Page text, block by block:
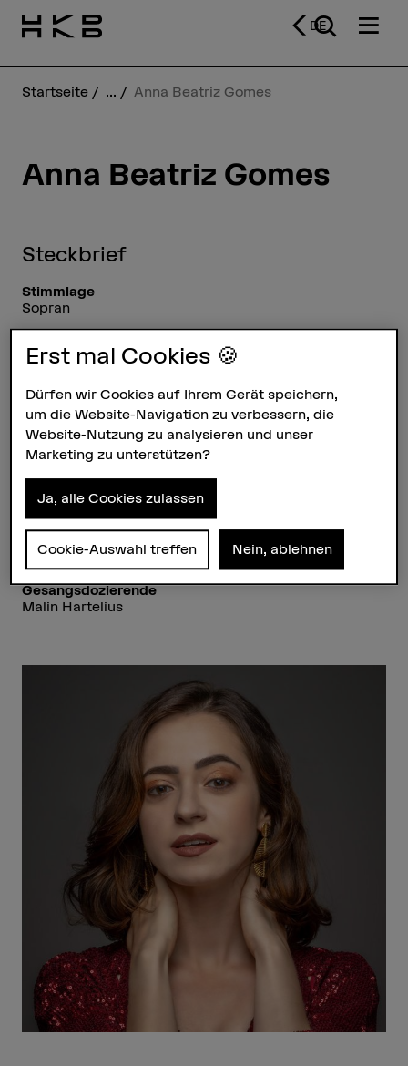
DE
Startseite ... Anna Beatriz Gomes
Anna Beatriz Gomes
Steckbrief
Stimmlage
Sopran
Brasilien/ Portugal
Email
contact@annabeatrizgomes.com
Web
annabeatrizgomes.com
Studium
Master Specialized Music Performance – Oper
2022
Gesangsdozierende
Malin Hartelius
Erst mal Cookies 🍪
Dürfen wir Cookies auf Ihrem Gerät speichern,
um die Website-Navigation zu verbessern, die
Website-Nutzung zu analysieren und unser
Marketing zu unterstützen?
Ja, alle Cookies zulassen
Cookie-Auswahl treffen Nein, ablehnen